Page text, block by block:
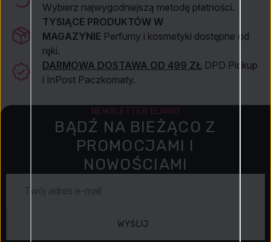
Wybierz najwygodniejszą metodę płatności.
TYSIĄCE PRODUKTÓW W
MAGAZYNIE Perfumy i kosmetyki dostępne od
ręki.
DARMOWA DOSTAWA OD 499 ZŁ DPD Pickup
i InPost Paczkomaty.
NEWSLETTER ELNINO
BĄDŹ NA BIEŻĄCO Z
PROMOCJAMI I
NOWOŚCIAMI
WYŚLIJ